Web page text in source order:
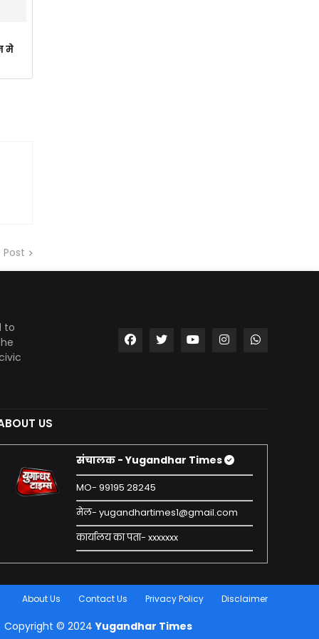
मे
Post
to
US
संचालक - Yugandhar Times
MO- 99195 28245
मेल- yugandhartimes1@gmail.com
कार्यालय का पता- xxxxxxx
About Us Contact Us Privacy Policy Disclaimer
Copyright © 2024Yugandhar Times